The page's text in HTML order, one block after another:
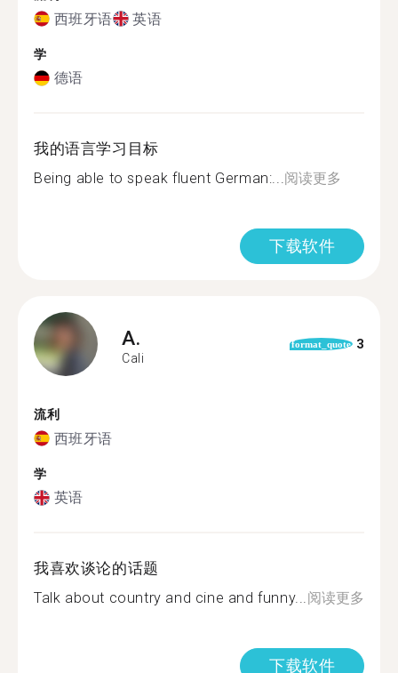
西班牙语 英语
学
德语
我的语言学习目标
Being able to speak fluent German:...阅读更多
下载软件
A.
Cali
format_quote 3
流利
西班牙语
学
英语
我喜欢谈论的话题
Talk about country and cine and funny...阅读更多
下载软件